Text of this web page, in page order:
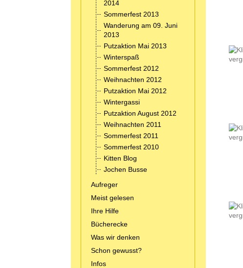
2014
Sommerfest 2013
Wanderung am 09. Juni
2013
Putzaktion Mai 2013
Winterspaß
Sommerfest 2012
Weihnachten 2012
Putzaktion Mai 2012
Wintergassi
Putzaktion August 2012
Weihnachten 2011
Sommerfest 2011
Sommerfest 2010
Kitten Blog
Jochen Busse
Aufreger
Meist gelesen
Ihre Hilfe
Bücherecke
Was wir denken
Schon gewusst?
Infos